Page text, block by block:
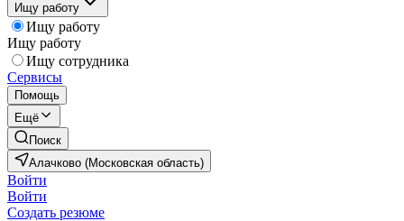
Ищу работу
Ищу работу
Ищу работу
Ищу сотрудника
Сервисы
Помощь
Ещё
Поиск
Алачково (Московская область)
Войти
Войти
Создать резюме